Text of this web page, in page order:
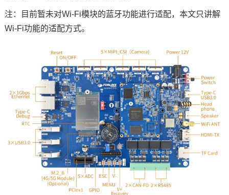
注：目前暂未对Wi-Fi模块的蓝牙功能进行适配，本文只讲解
Wi-Fi功能的适配方式。